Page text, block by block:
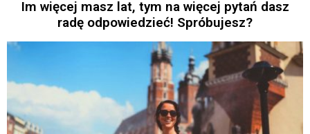
Im więcej masz lat, tym na więcej pytań dasz
radę odpowiedzieć! Spróbujesz?